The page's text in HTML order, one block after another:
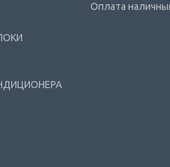
Оплата